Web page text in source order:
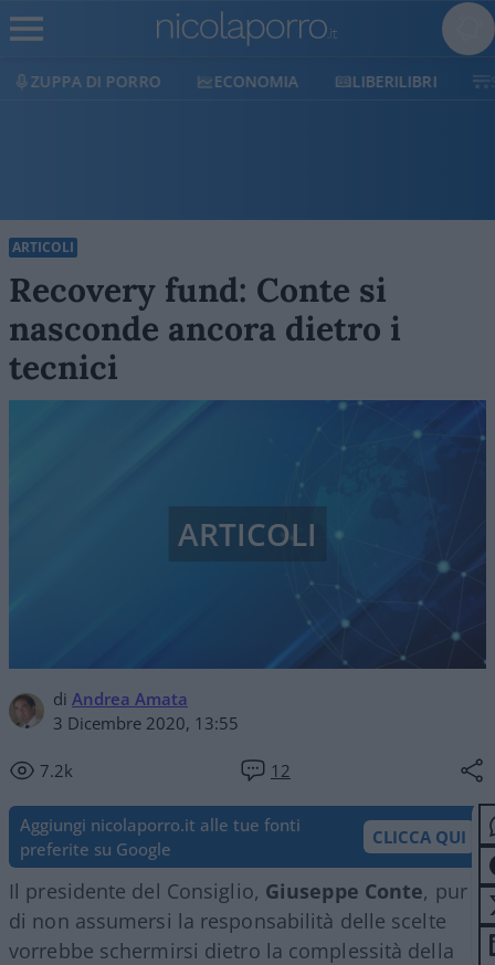
ECONOMIA LIBERILIBRI SHOP SOSTIENICI
ARTICOLI
Recovery fund: Conte si
nasconde ancora dietro i
tecnici
di Andrea Amata
3 Dicembre 2020, 13:55
7.2k 12
ARTICOLI
Aggiungi nicolaporro.it alle tue fonti
preferite su Google
CLICCA QUI
Il presidente del Consiglio, Giuseppe Conte, pur
di non assumersi la responsabilità delle scelte
vorrebbe schermirsi dietro la complessità della